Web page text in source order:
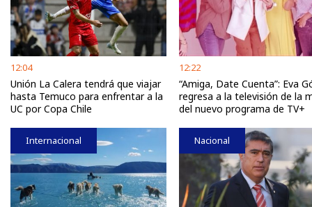
12:04
Unión La Calera tendrá que viajar
hasta Temuco para enfrentar a la
UC por Copa Chile
12:22
“Amiga, Date Cuenta”: Eva
regresa a la televisión de la
del nuevo programa de TV+
Internacional Nacional